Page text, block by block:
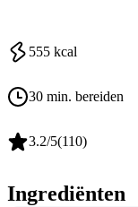
555 kcal
30 min. bereiden
3.2/5(110)
Ingrediënten